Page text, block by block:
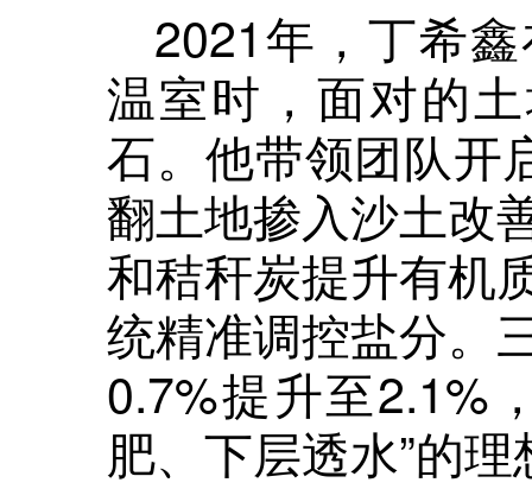
2021年，丁希
温室时，面对的
石。他带领团队开
翻土地掺入沙土改
和秸秆炭提升有机
统精准调控盐分。
0.7%提升至2.1%
肥、下层透水”的